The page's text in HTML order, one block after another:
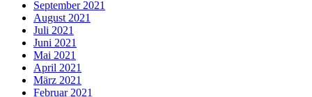
September 2021
August 2021
Juli 2021
Juni 2021
Mai 2021
April 2021
März 2021
Februar 2021